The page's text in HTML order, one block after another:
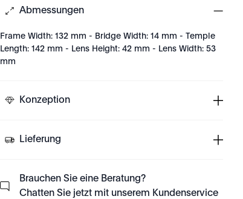
Abmessungen
Frame Width: 132 mm - Bridge Width: 14 mm - Temple
Length: 142 mm - Lens Height: 42 mm - Lens Width: 53
mm
Konzeption
Lieferung
Brauchen Sie eine Beratung?
Chatten Sie jetzt mit unserem Kundenservice